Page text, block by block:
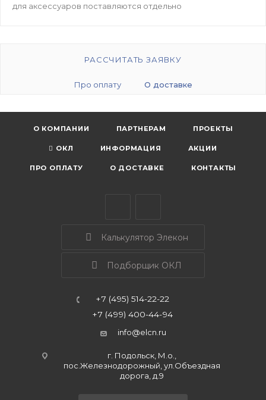
для аксессуаров поставляются отдельно
РАССЧИТАТЬ ЗАЯВКУ
Про оплату О доставке
О КОМПАНИИ ПАРТНЕРАМ ПРОЕКТЫ
ОКЛ ИНФОРМАЦИЯ АКЦИИ
ПРО ОПЛАТУ О ДОСТАВКЕ КОНТАКТЫ
Калькулятор Элекон
Подборщик ОКЛ
+7 (495) 514-22-22
+7 (499) 400-44-94
info@elcn.ru
г. Подольск, М.о.,
пос.Железнодорожный, ул.Объездная
дорога, д.9